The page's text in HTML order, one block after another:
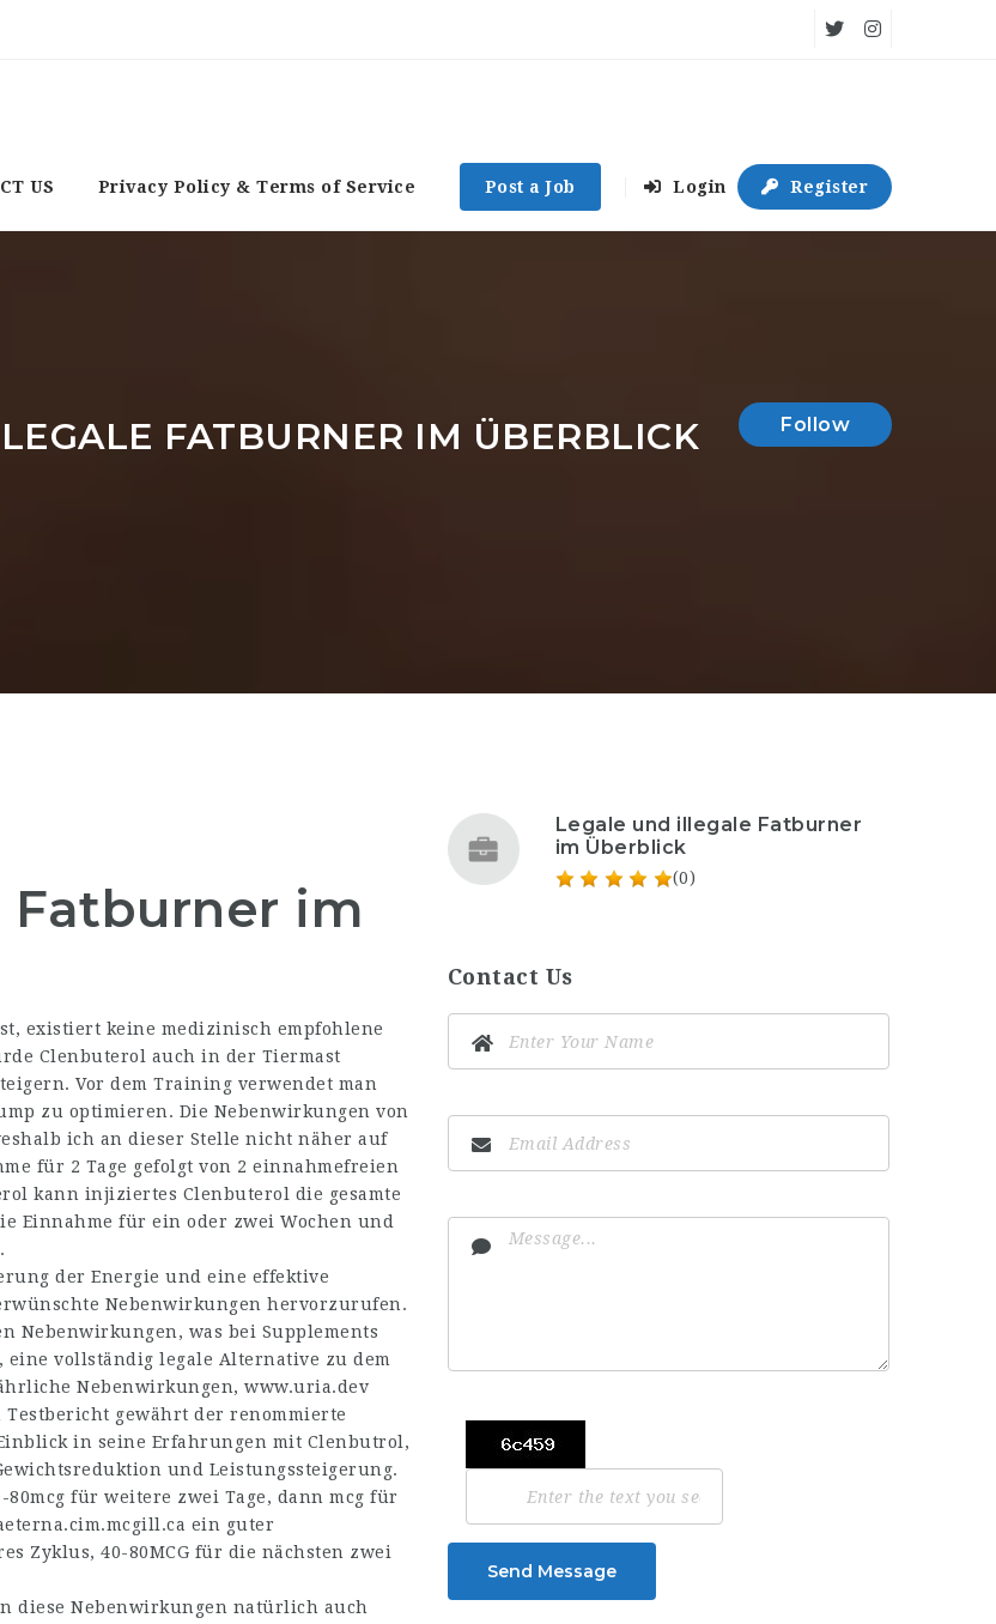
US Privacy Policy & Terms of Service Post a Job Login Register
FATBURNER IM ÜBERBLICK Follow
im
existiert keine medizinisch empfohlene
Clenbuterol auch in der Tiermast
Vor dem Training verwendet man
zu optimieren. Die Nebenwirkungen von
ich an dieser Stelle nicht näher auf
für 2 Tage gefolgt von 2 einnahmefreien
kann injiziertes Clenbuterol die gesamte
Einnahme für ein oder zwei Wochen und
der Energie und eine effektive
Nebenwirkungen hervorzurufen.
Nebenwirkungen, was bei Supplements
vollständig legale Alternative zu dem
Nebenwirkungen, www.uria.dev
gewährt der renommierte
in seine Erfahrungen mit Clenbutrol,
und Leistungssteigerung.
80mcg für weitere zwei Tage, dann mcg für
ein guter
Zyklus, 40-80MCG für die nächsten zwei
diese Nebenwirkungen natürlich auch
Legale und illegale Fatburner
im Überblick
(0)
Contact Us
Send Message